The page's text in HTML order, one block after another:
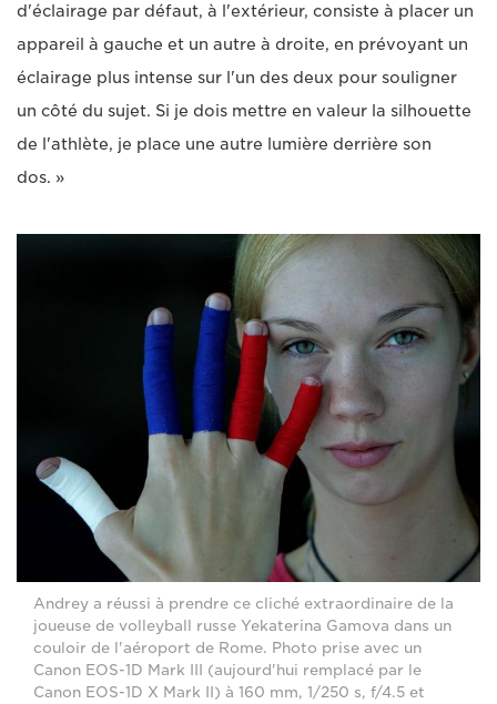
d'éclairage par défaut, à l'extérieur, consiste à placer un
appareil à gauche et un autre à droite, en prévoyant un
éclairage plus intense sur l'un des deux pour souligner
un côté du sujet. Si je dois mettre en valeur la silhouette
de l'athlète, je place une autre lumière derrière son
dos. »
Andrey a réussi à prendre ce cliché extraordinaire de la
joueuse de volleyball russe Yekaterina Gamova dans un
couloir de l'aéroport de Rome. Photo prise avec un
Canon EOS-1D Mark III (aujourd'hui remplacé par le
Canon EOS-1D X Mark II) à 160 mm, 1/250 s, f/4.5 et